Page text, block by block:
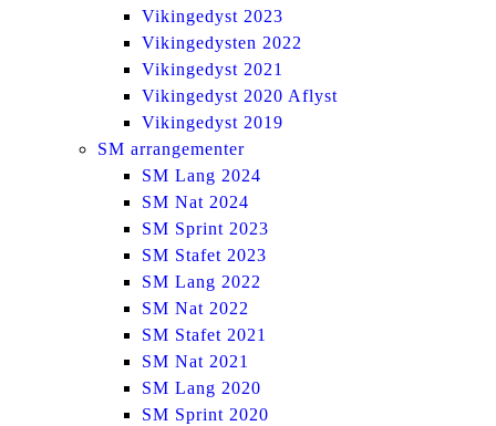
Vikingedyst 2023
Vikingedysten 2022
Vikingedyst 2021
Vikingedyst 2020 Aflyst
Vikingedyst 2019
SM arrangementer
SM Lang 2024
SM Nat 2024
SM Sprint 2023
SM Stafet 2023
SM Lang 2022
SM Nat 2022
SM Stafet 2021
SM Nat 2021
SM Lang 2020
SM Sprint 2020